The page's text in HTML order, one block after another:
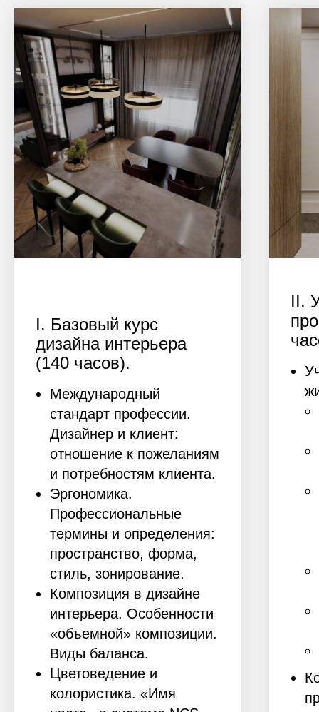
I. Базовый курс
дизайна интерьера
(140 часов).
Международный
стандарт профессии.
Дизайнер и клиент:
отношение к пожеланиям
и потребностям клиента.
Эргономика.
Профессиональные
термины и определения:
пространство, форма,
стиль, зонирование.
Композиция в дизайне
интерьера. Особенности
«объемной» композиции.
Виды баланса.
Цветоведение и
колористика. «Имя
II.